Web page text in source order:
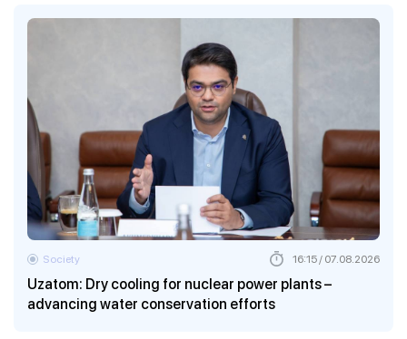
Uzatom: Dry cooling for nuclear power plants –
advancing water conservation efforts
Society 16:15 / 07.08.2026